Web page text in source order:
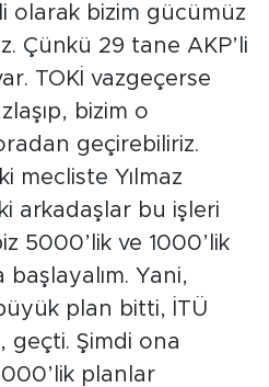
olarak bizim gücümüz
Çünkü 29 tane AKP’li
TOKİ vazgeçerse
bizim o
geçirebiliriz.
mecliste Yılmaz
arkadaşlar bu işleri
5000’lik ve 1000’lik
başlayalım. Yani,
plan bitti, İTÜ
geçti. Şimdi ona
planlar